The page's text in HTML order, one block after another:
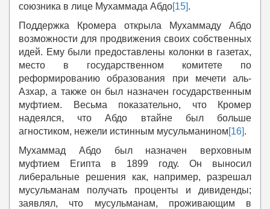
союзника в лице Мухаммада Абдо[15].
Поддержка Кромера открыла Мухаммаду Абдо
возможности для продвижения своих собственных
идей. Ему были предоставлены колонки в газетах,
место в государственном комитете по
реформированию образования при мечети аль-
Азхар, а также он был назначен государственным
муфтием. Весьма показательно, что Кромер
надеялся, что Абдо втайне был больше
агностиком, нежели истинным мусульманином[16].
Мухаммад Абдо был назначен верховным
муфтием Египта в 1899 году. Он выносил
либеральные решения как, например, разрешал
мусульманам получать проценты и дивиденды;
заявлял, что мусульманам, проживающим в